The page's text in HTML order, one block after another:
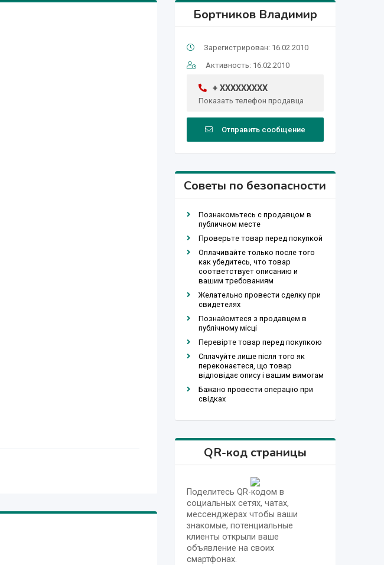
Бортников Владимир
Зарегистрирован: 16.02.2010
Активность: 16.02.2010
+ XXXXXXXXX
Показать телефон продавца
Отправить сообщение
Советы по безопасности
Познакомьтесь с продавцом в
публичном месте
Проверьте товар перед покупкой
Оплачивайте только после того
как убедитесь, что товар
соответствует описанию и
вашим требованиям
Желательно провести сделку при
свидетелях
Познайомтеся з продавцем в
публічному місці
Перевірте товар перед покупкою
Сплачуйте лише після того як
переконаєтеся, що товар
відповідає опису і вашим вимогам
Бажано провести операцію при
свідках
QR-код страницы
Поделитесь QR-кодом в
социальных сетях, чатах,
мессенджерах чтобы ваши
знакомые, потенциальные
клиенты открыли ваше
объявление на своих
смартфонах.